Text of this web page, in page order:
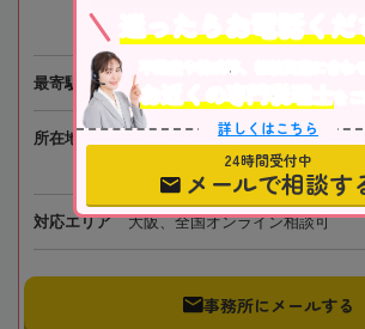
最寄駅 阪急電鉄「南方駅」徒歩1分
所在地
〒532-0011 大阪府大阪市淀川区
プリンスビル4階
対応エリア 大阪、全国オンライン相談可
事務所にメールする
不動産や株式等、相続資産に合わ
お近くの専門税理士
を
詳しくはこちら
24時間受付中
メールで相談す